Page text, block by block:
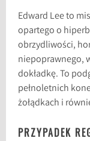
Edward Lee to
opartego o
obrzydliwości,
niepoprawnego,
dokładkę. To
pełnoletnich
żołądkach i
PRZYPADEK